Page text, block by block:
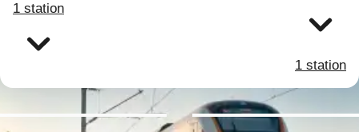
1 station
1 station